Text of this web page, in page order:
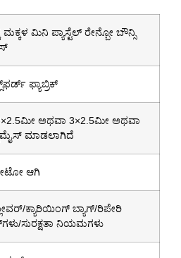
ಮಕ್ಕಳ ಮಿನಿ ಪ್ಯಾಸ್ಟೆಲ್ ರೇನ್ಬೋ ಬೌನ್ಸಿ
ಫ್ಯಾಬ್ರಿಕ್
ಅಥವಾ 3×2.5ಮೀ ಅಥವಾ
ಮಾಡಲಾಗಿದೆ
ಆಗಿ
ಕ್ಯಾರಿಯಿಂಗ್ ಬ್ಯಾಗ್/ರಿಪೇರಿ
ಸುರಕ್ಷತಾ ನಿಯಮಗಳು